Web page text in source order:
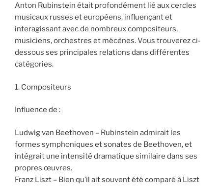
Anton Rubinstein était profondément lié aux cercles
musicaux russes et européens, influençant et
interagissant avec de nombreux compositeurs,
musiciens, orchestres et mécènes. Vous trouverez ci-
dessous ses principales relations dans différentes
catégories.
1. Compositeurs
Influence de :
Ludwig van Beethoven – Rubinstein admirait les
formes symphoniques et sonates de Beethoven, et
intégrait une intensité dramatique similaire dans ses
propres œuvres.
Franz Liszt – Bien qu’il ait souvent été comparé à Liszt